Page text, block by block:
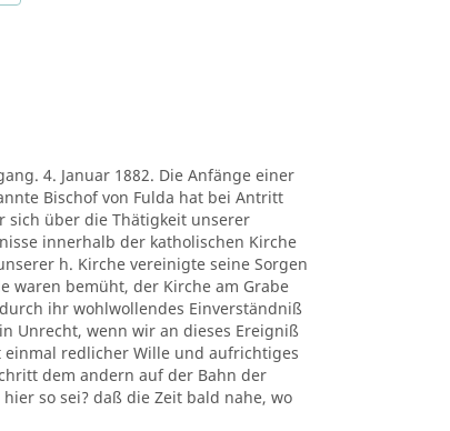
4. Januar 1882. Die Anfänge einer
Bischof von Fulda hat bei Antritt
sich über die Thätigkeit unserer
innerhalb der katholischen Kirche
h. Kirche vereinigte seine Sorgen
waren bemüht, der Kirche am Grabe
ihr wohlwollendes Einverständniß
Unrecht, wenn wir an dieses Ereigniß
redlicher Wille und aufrichtiges
dem andern auf der Bahn der
so sei? daß die Zeit bald nahe, wo